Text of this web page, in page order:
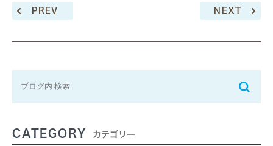
PREV NEXT
CATEGORY カテゴリー